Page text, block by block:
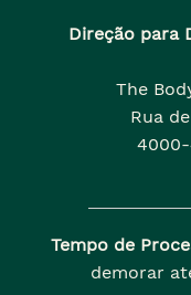
Direção para
The
Rua
Tempo de
demorar